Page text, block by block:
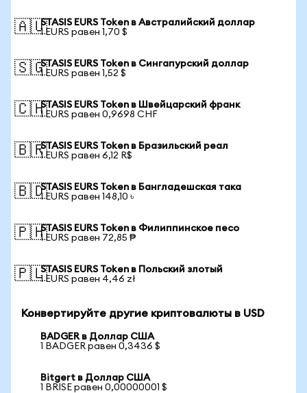
🇦🇺STASIS EURS Token в Австралийский доллар
1 EURS равен 1,70 $
🇸🇬STASIS EURS Token в Сингапурский доллар
1 EURS равен 1,52 $
🇨🇭STASIS EURS Token в Швейцарский франк
1 EURS равен 0,9698 CHF
🇧🇷STASIS EURS Token в Бразильский реал
1 EURS равен 6,12 R$
🇧🇩STASIS EURS Token в Бангладешская така
1 EURS равен 148,10 ৳
🇵🇭STASIS EURS Token в Филиппинское песо
1 EURS равен 72,85 ₱
🇵🇱STASIS EURS Token в Польский злотый
1 EURS равен 4,46 zł
Конвертируйте другие криптовалюты в USD
BADGER в Доллар США
1 BADGER равен 0,3436 $
Bitgert в Доллар США
1 BRISE равен 0,00000001 $